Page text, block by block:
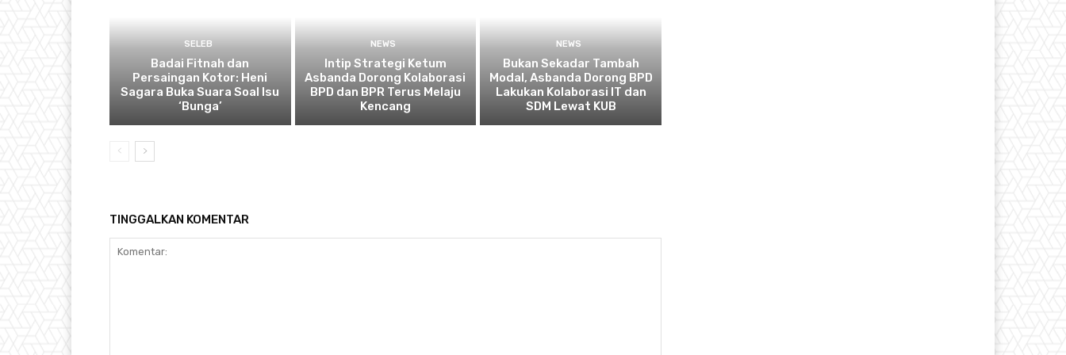
SELEB
Badai Fitnah dan
Persaingan Kotor: Heni
Sagara Buka Suara Soal Isu
‘Bunga’
NEWS
Intip Strategi Ketum
Asbanda Dorong Kolaborasi
BPD dan BPR Terus Melaju
Kencang
NEWS
Bukan Sekadar Tambah
Modal, Asbanda Dorong BPD
Lakukan Kolaborasi IT dan
SDM Lewat KUB
TINGGALKAN KOMENTAR